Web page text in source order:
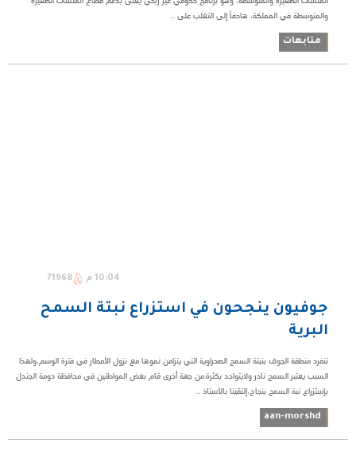
والمتوسطة في المملكة، هادفاً إلى التغلب على ...
متابعات
10:04 م 71968
جوفيون ينجحون في استزراع نبتة السمح
البرية
تنفرد منطقة الجوف بنبتة السمح الصحراوية التي يتزامن نموها مع نزول الأمطار في فترة الوسم،ولهذا
السبب يعتبر السمح نادر ولايتواجد بكثرة.من جهة أخرى قام بعض المواطنين في محافظة دومة الجندل
بإستزراع نبة السمح بنجاح،إلتقينا بالأستاذ ...
aan-morshd